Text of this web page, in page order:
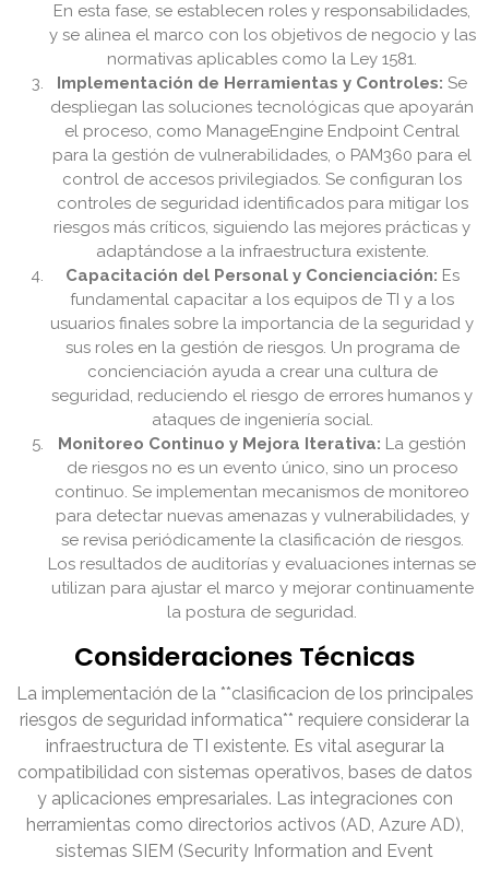
En esta fase, se establecen roles y responsabilidades,
y se alinea el marco con los objetivos de negocio y las
normativas aplicables como la Ley 1581.
Implementación de Herramientas y Controles: Se
despliegan las soluciones tecnológicas que apoyarán
el proceso, como ManageEngine Endpoint Central
para la gestión de vulnerabilidades, o PAM360 para el
control de accesos privilegiados. Se configuran los
controles de seguridad identificados para mitigar los
riesgos más críticos, siguiendo las mejores prácticas y
adaptándose a la infraestructura existente.
Capacitación del Personal y Concienciación: Es
fundamental capacitar a los equipos de TI y a los
usuarios finales sobre la importancia de la seguridad y
sus roles en la gestión de riesgos. Un programa de
concienciación ayuda a crear una cultura de
seguridad, reduciendo el riesgo de errores humanos y
ataques de ingeniería social.
Monitoreo Continuo y Mejora Iterativa: La gestión
de riesgos no es un evento único, sino un proceso
continuo. Se implementan mecanismos de monitoreo
para detectar nuevas amenazas y vulnerabilidades, y
se revisa periódicamente la clasificación de riesgos.
Los resultados de auditorías y evaluaciones internas se
utilizan para ajustar el marco y mejorar continuamente
la postura de seguridad.
Consideraciones Técnicas
La implementación de la **clasificacion de los principales
riesgos de seguridad informatica** requiere considerar la
infraestructura de TI existente. Es vital asegurar la
compatibilidad con sistemas operativos, bases de datos
y aplicaciones empresariales. Las integraciones con
herramientas como directorios activos (AD, Azure AD),
sistemas SIEM (Security Information and Event